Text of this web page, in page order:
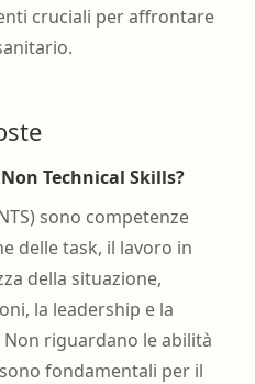
cruciali per affrontare
Technical Skills?
sono competenze
delle task, il lavoro in
della situazione,
la leadership e la
riguardano le abilità
fondamentali per il